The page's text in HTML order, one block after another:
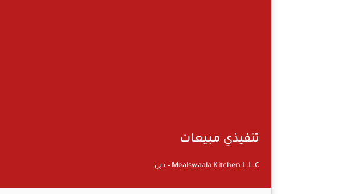
تنفيذي مبيعات
Mealswaala Kitchen L.L.C – دبي